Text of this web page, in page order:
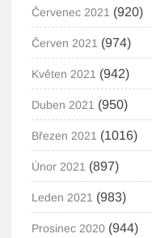
Červenec 2021 (920)
Červen 2021 (974)
Květen 2021 (942)
Duben 2021 (950)
Březen 2021 (1016)
Únor 2021 (897)
Leden 2021 (983)
Prosinec 2020 (944)